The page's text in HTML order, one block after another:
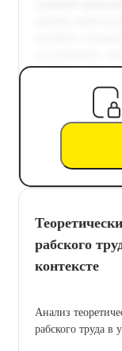
рабского
контексте
Анализ
рабского труда в